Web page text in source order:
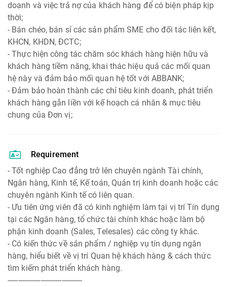
doanh và việc trả nợ của khách hàng để có biện pháp kịp
thời;
- Bán chéo, bán sỉ các sản phẩm SME cho đối tác liên kết,
KHCN, KHDN, ĐCTC;
- Thực hiện công tác chăm sóc khách hàng hiện hữu và
khách hàng tiềm năng, khai thác hiệu quả các mối quan
hệ này và đảm bảo mối quan hệ tốt với ABBANK;
- Đảm bảo hoàn thành các chỉ tiêu kinh doanh, phát triển
khách hàng gắn liền với kế hoạch cá nhân & mục tiêu
chung của Đơn vị;
Requirement
- Tốt nghiệp Cao đẳng trở lên chuyên ngành Tài chính,
Ngân hàng, Kinh tế, Kế toán, Quản trị kinh doanh hoặc các
chuyên ngành Kinh tế có liên quan.
- Ưu tiên ứng viên đã có kinh nghiệm làm tại vị trí Tín dụng
tại các Ngân hàng, tổ chức tài chính khác hoặc làm bộ
phận kinh doanh (Sales, Telesales) các công ty khác.
- Có kiến thức về sản phẩm / nghiệp vụ tín dụng ngân
hàng, hiểu biết về vị trí Quan hệ khách hàng & cách thức
tìm kiếm phát triển khách hàng.
------------------------------------